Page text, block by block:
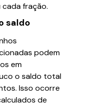
fração.
saldo
podem
em
o saldo total
Isso ocorre
de